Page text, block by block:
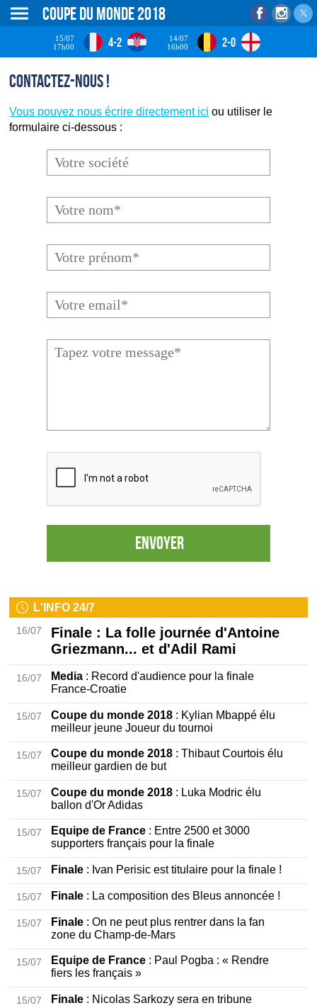
Coupe du monde 2018
15/07
17h00
4-2
14/07
16h00
2-0
Contactez-nous !
Vous pouvez nous écrire directement ici ou utiliser le
formulaire ci-dessous :
Envoyer
L'INFO 24/7
16/07 Finale : La folle journée d'Antoine
Griezmann... et d'Adil Rami
16/07 Media : Record d'audience pour la finale
France-Croatie
15/07 Coupe du monde 2018 : Kylian Mbappé élu
meilleur jeune Joueur du tournoi
15/07 Coupe du monde 2018 : Thibaut Courtois élu
meilleur gardien de but
15/07 Coupe du monde 2018 : Luka Modric élu
ballon d'Or Adidas
15/07 Equipe de France : Entre 2500 et 3000
supporters français pour la finale
15/07 Finale : Ivan Perisic est titulaire pour la finale !
15/07 Finale : La composition des Bleus annoncée !
15/07 Finale : On ne peut plus rentrer dans la fan
zone du Champ-de-Mars
15/07 Equipe de France : Paul Pogba : « Rendre
fiers les français »
15/07 Finale : Nicolas Sarkozy sera en tribune